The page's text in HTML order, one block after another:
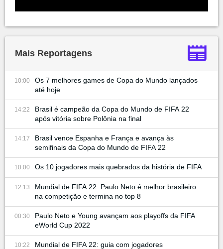
Mais Reportagens
10:00
Os 7 melhores games de Copa do Mundo lançados
até hoje
14:22
Brasil é campeão da Copa do Mundo de FIFA 22
após vitória sobre Polônia na final
14:17
Brasil vence Espanha e França e avança às
semifinais da Copa do Mundo de FIFA 22
10:00 Os 10 jogadores mais quebrados da história de FIFA
12:13
Mundial de FIFA 22: Paulo Neto é melhor brasileiro
na competição e termina no top 8
00:30
Paulo Neto e Young avançam aos playoffs da FIFA
eWorld Cup 2022
10:22
Mundial de FIFA 22: guia com jogadores